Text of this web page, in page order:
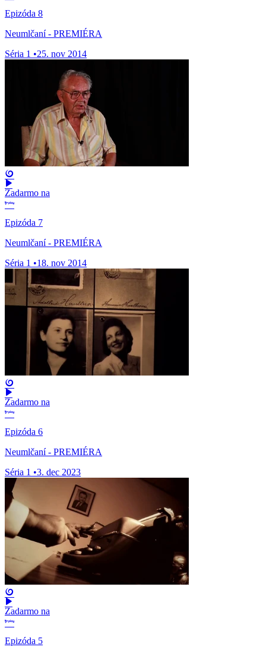
Epizóda 8
Neumlčaní - PREMIÉRA
Séria 1 •25. nov 2014
Zadarmo na
Epizóda 7
Neumlčaní - PREMIÉRA
Séria 1 •18. nov 2014
Zadarmo na
Epizóda 6
Neumlčaní - PREMIÉRA
Séria 1 •3. dec 2023
Zadarmo na
Epizóda 5